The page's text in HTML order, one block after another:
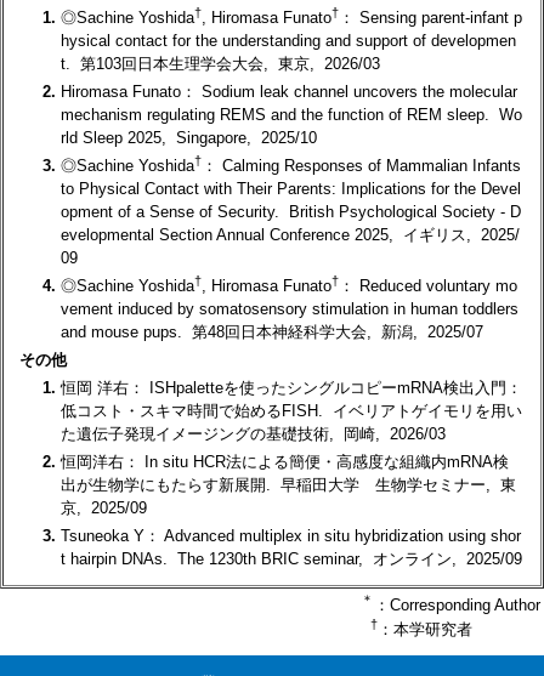
1. ◎Sachine Yoshida†, Hiromasa Funato† ： Sensing parent-infant p
hysical contact for the understanding and support of developmen
t. 第103回日本生理学会大会, 東京, 2026/03
2. Hiromasa Funato： Sodium leak channel uncovers the molecular
mechanism regulating REMS and the function of REM sleep. Wo
rld Sleep 2025, Singapore, 2025/10
3. ◎Sachine Yoshida† ： Calming Responses of Mammalian Infants
to Physical Contact with Their Parents: Implications for the Devel
opment of a Sense of Security. British Psychological Society - D
evelopmental Section Annual Conference 2025, イギリス, 2025/
09
4. ◎Sachine Yoshida†, Hiromasa Funato† ： Reduced voluntary mo
vement induced by somatosensory stimulation in human toddlers
and mouse pups. 第48回日本神経科学大会, 新潟, 2025/07
その他
1. 恒岡 洋右： ISHpaletteを使ったシングルコピーmRNA検出入門：
低コスト・スキマ時間で始めるFISH. イベリアトゲイモリを用い
た遺伝子発現イメージングの基礎技術, 岡崎, 2026/03
2. 恒岡洋右： In situ HCR法による簡便・高感度な組織内mRNA検
出が生物学にもたらす新展開. 早稲田大学 生物学セミナー, 東
京, 2025/09
3. Tsuneoka Y： Advanced multiplex in situ hybridization using shor
t hairpin DNAs. The 1230th BRIC seminar, オンライン, 2025/09
＊ ：Corresponding Author
† ：本学研究者